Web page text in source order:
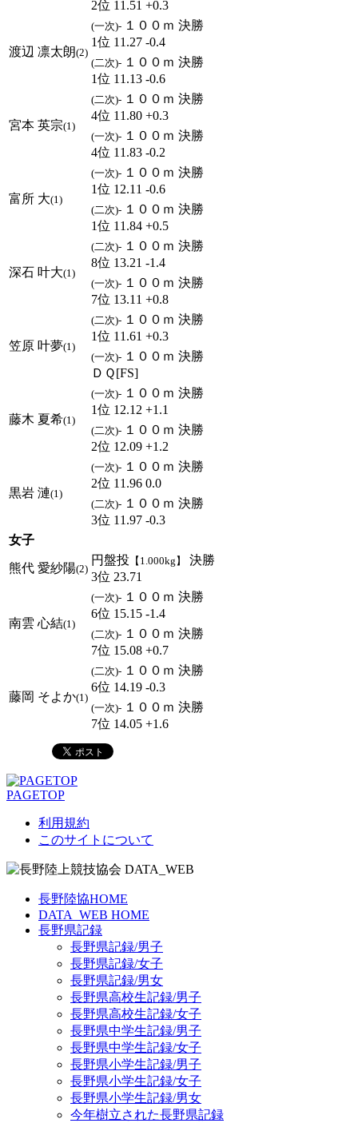
2位 11.51 +0.3
渡辺 凛太朗(2)
(一次)- １００ｍ 決勝
1位 11.27 -0.4
(二次)- １００ｍ 決勝
1位 11.13 -0.6
宮本 英宗(1)
(二次)- １００ｍ 決勝
4位 11.80 +0.3
(一次)- １００ｍ 決勝
4位 11.83 -0.2
富所 大(1)
(一次)- １００ｍ 決勝
1位 12.11 -0.6
(二次)- １００ｍ 決勝
1位 11.84 +0.5
深石 叶大(1)
(二次)- １００ｍ 決勝
8位 13.21 -1.4
(一次)- １００ｍ 決勝
7位 13.11 +0.8
笠原 叶夢(1)
(二次)- １００ｍ 決勝
1位 11.61 +0.3
(一次)- １００ｍ 決勝
ＤＱ[FS]
藤木 夏希(1)
(一次)- １００ｍ 決勝
1位 12.12 +1.1
(二次)- １００ｍ 決勝
2位 12.09 +1.2
黒岩 漣(1)
(一次)- １００ｍ 決勝
2位 11.96 0.0
(二次)- １００ｍ 決勝
3位 11.97 -0.3
女子
熊代 愛紗陽(2)
円盤投 【1.000kg】
決勝
3位 23.71
南雲 心結(1)
(一次)- １００ｍ 決勝
6位 15.15 -1.4
(二次)- １００ｍ 決勝
7位 15.08 +0.7
藤岡 そよか(1)
(二次)- １００ｍ 決勝
6位 14.19 -0.3
(一次)- １００ｍ 決勝
7位 14.05 +1.6
PAGETOP
利用規約
このサイトについて
長野陸協HOME
DATA_WEB HOME
長野県記録
長野県記録/男子
長野県記録/女子
長野県記録/男女
長野県高校生記録/男子
長野県高校生記録/女子
長野県中学生記録/男子
長野県中学生記録/女子
長野県小学生記録/男子
長野県小学生記録/女子
長野県小学生記録/男女
今年樹立された長野県記録